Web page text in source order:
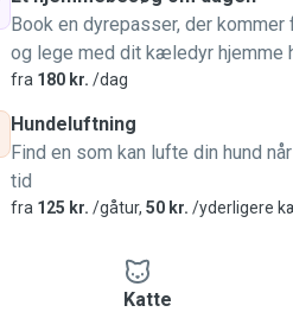
Book en dyrepasser, der
og lege med dit kæledyr hjemme
fra 180 kr. /dag
Hundeluftning
Find en som kan lufte din hund
tid
fra 125 kr. /gåtur, 50 kr. /yderligere
Katte